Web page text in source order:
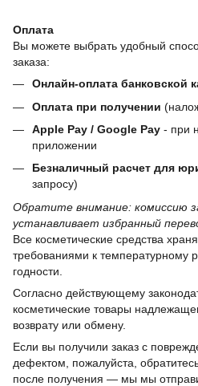
Оплата
Вы можете выбрать удобный
заказа:
Онлайн-оплата банковской
Оплата при получении
Apple Pay / Google Pay - при
приложении
Безналичный расчет для
запросу)
Обратите внимание: комиссию
устанавливает избранный
Все косметические средства
требованиями к температурному
годности.
Согласно действующему
косметические товары
возврату или обмену.
Если вы получили заказ с
дефектом, пожалуйста,
после получения — мы мы